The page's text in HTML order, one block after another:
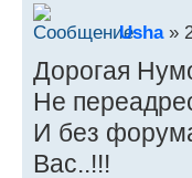
Usha»
Дорогая
Не
И без
Вас..!!!